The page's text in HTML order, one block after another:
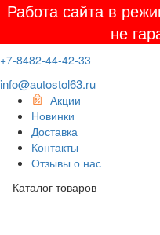
Работа сайта в
не
+7-8482-44-42-33
info@autostol63.ru
Акции
Новинки
Доставка
Контакты
Отзывы о нас
Каталог товаров